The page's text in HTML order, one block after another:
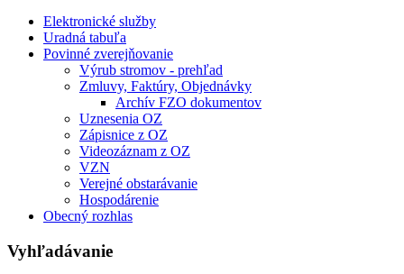
Elektronické služby
Uradná tabuľa
Povinné zverejňovanie
Výrub stromov - prehľad
Zmluvy, Faktúry, Objednávky
Archív FZO dokumentov
Uznesenia OZ
Zápisnice z OZ
Videozáznam z OZ
VZN
Verejné obstarávanie
Hospodárenie
Obecný rozhlas
Vyhľadávanie